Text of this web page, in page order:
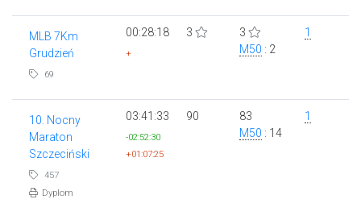
MLB 7Km
Grudzień
69
00:28:18
+
3
3
M50 : 2
1
10. Nocny
Maraton
Szczeciński
457
Dyplom
03:41:33
-02:52:30
+01:07:25
90
83
M50 : 14
1